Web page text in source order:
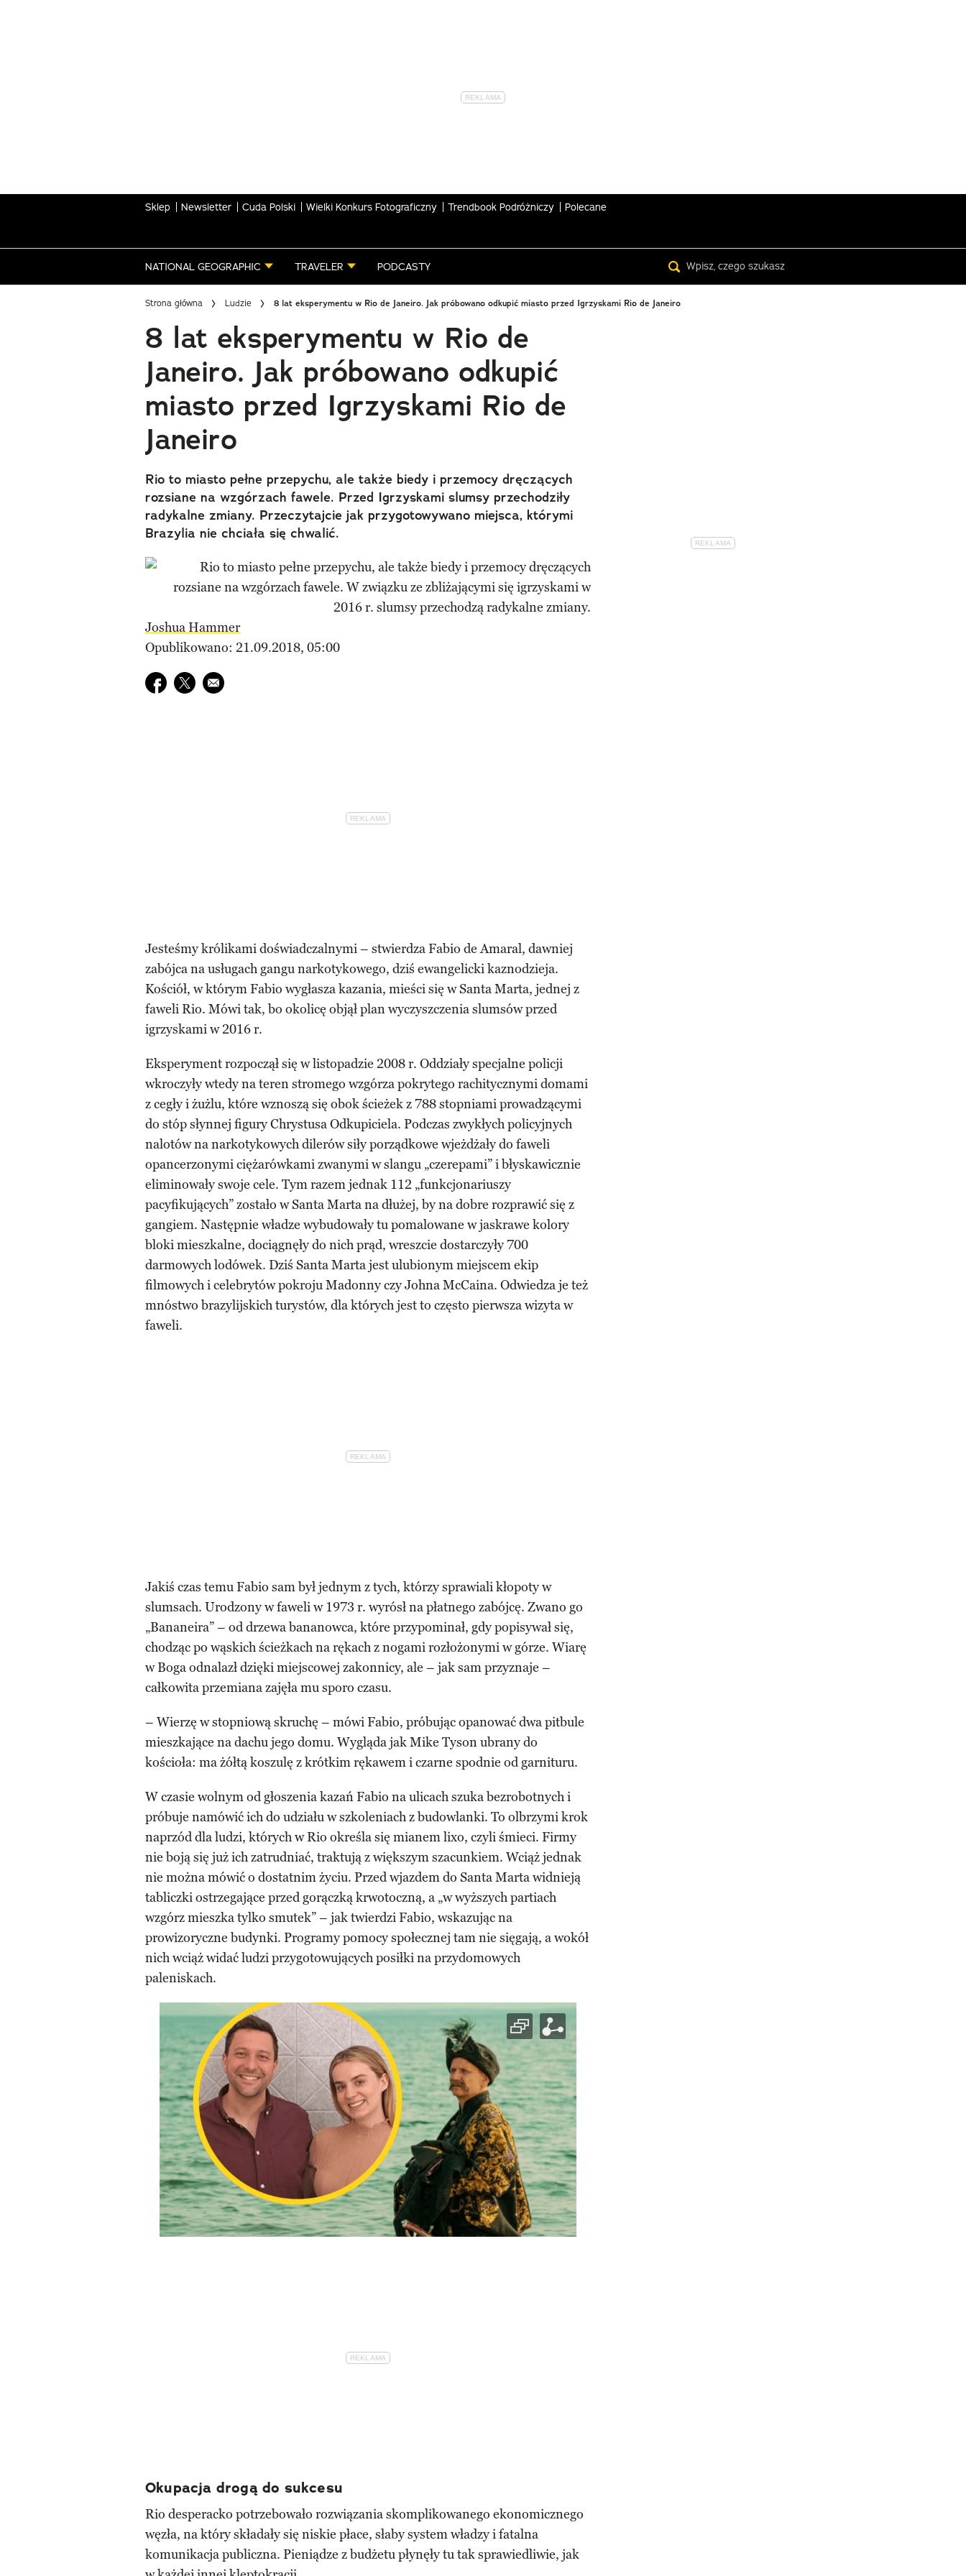
Sklep Newsletter Cuda Polski Wielki Konkurs Fotograficzny Trendbook Podróżniczy Polecane
NATIONAL GEOGRAPHIC TRAVELER PODCASTY
Strona główna Ludzie 8 lat eksperymentu w Rio de Janeiro. Jak próbowano odkupić miasto przed Igrzyskami Rio de Janeiro
8 lat eksperymentu w Rio de
Janeiro. Jak próbowano odkupić
miasto przed Igrzyskami Rio de
Janeiro
Rio to miasto pełne przepychu, ale także biedy i przemocy dręczących
rozsiane na wzgórzach fawele. Przed Igrzyskami slumsy przechodziły
radykalne zmiany. Przeczytajcie jak przygotowywano miejsca, którymi
Brazylia nie chciała się chwalić.
Joshua Hammer
Opublikowano: 21.09.2018, 05:00
Udostępnij na facebook
Udostępnij na twitter
E-mail do przyjaciela
Jesteśmy królikami doświadczalnymi – stwierdza Fabio de Amaral, dawniej
zabójca na usługach gangu narkotykowego, dziś ewangelicki kaznodzieja.
Kościół, w którym Fabio wygłasza kazania, mieści się w Santa Marta, jednej z
faweli Rio. Mówi tak, bo okolicę objął plan wyczyszczenia slumsów przed
igrzyskami w 2016 r.
Eksperyment rozpoczął się w listopadzie 2008 r. Oddziały specjalne policji
wkroczyły wtedy na teren stromego wzgórza pokrytego rachitycznymi domami
z cegły i żużlu, które wznoszą się obok ścieżek z 788 stopniami prowadzącymi
do stóp słynnej figury Chrystusa Odkupiciela. Podczas zwykłych policyjnych
nalotów na narkotykowych dilerów siły porządkowe wjeżdżały do faweli
opancerzonymi ciężarówkami zwanymi w slangu „czerepami” i błyskawicznie
eliminowały swoje cele. Tym razem jednak 112 „funkcjonariuszy
pacyfikujących” zostało w Santa Marta na dłużej, by na dobre rozprawić się z
gangiem. Następnie władze wybudowały tu pomalowane w jaskrawe kolory
bloki mieszkalne, dociągnęły do nich prąd, wreszcie dostarczyły 700
darmowych lodówek. Dziś Santa Marta jest ulubionym miejscem ekip
filmowych i celebrytów pokroju Madonny czy Johna McCaina. Odwiedza je też
mnóstwo brazylijskich turystów, dla których jest to często pierwsza wizyta w
faweli.
Jakiś czas temu Fabio sam był jednym z tych, którzy sprawiali kłopoty w
slumsach. Urodzony w faweli w 1973 r. wyrósł na płatnego zabójcę. Zwano go
„Bananeira” – od drzewa bananowca, które przypominał, gdy popisywał się,
chodząc po wąskich ścieżkach na rękach z nogami rozłożonymi w górze. Wiarę
w Boga odnalazł dzięki miejscowej zakonnicy, ale – jak sam przyznaje –
całkowita przemiana zajęła mu sporo czasu.
– Wierzę w stopniową skruchę – mówi Fabio, próbując opanować dwa pitbule
mieszkające na dachu jego domu. Wygląda jak Mike Tyson ubrany do
kościoła: ma żółtą koszulę z krótkim rękawem i czarne spodnie od garnituru.
W czasie wolnym od głoszenia kazań Fabio na ulicach szuka bezrobotnych i
próbuje namówić ich do udziału w szkoleniach z budowlanki. To olbrzymi krok
naprzód dla ludzi, których w Rio określa się mianem lixo, czyli śmieci. Firmy
nie boją się już ich zatrudniać, traktują z większym szacunkiem. Wciąż jednak
nie można mówić o dostatnim życiu. Przed wjazdem do Santa Marta widnieją
tabliczki ostrzegające przed gorączką krwotoczną, a „w wyższych partiach
wzgórz mieszka tylko smutek” – jak twierdzi Fabio, wskazując na
prowizoryczne budynki. Programy pomocy społecznej tam nie sięgają, a wokół
nich wciąż widać ludzi przygotowujących posiłki na przydomowych
paleniskach.
Okupacja drogą do sukcesu
Rio desperacko potrzebowało rozwiązania skomplikowanego ekonomicznego
węzła, na który składały się niskie płace, słaby system władzy i fatalna
komunikacja publiczna. Pieniądze z budżetu płynęły tu tak sprawiedliwie, jak